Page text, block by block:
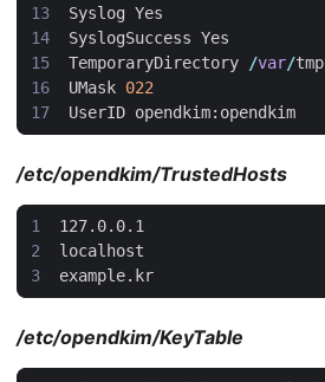
Syslog Yes
SyslogSuccess Yes
TemporaryDirectory /var/tmp
UMask 022
UserID opendkim: opendkim
/etc/opendkim/TrustedHosts
/etc/opendkim/KeyTable